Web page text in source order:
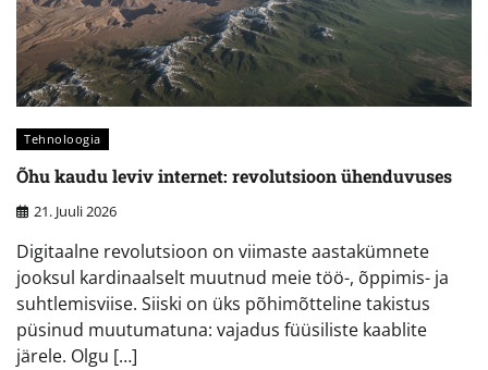
Tehnoloogia
Õhu kaudu leviv internet: revolutsioon ühenduvuses
21. Juuli 2026
Digitaalne revolutsioon on viimaste aastakümnete
jooksul kardinaalselt muutnud meie töö-, õppimis- ja
suhtlemisviise. Siiski on üks põhimõtteline takistus
püsinud muutumatuna: vajadus füüsiliste kaablite
järele. Olgu […]